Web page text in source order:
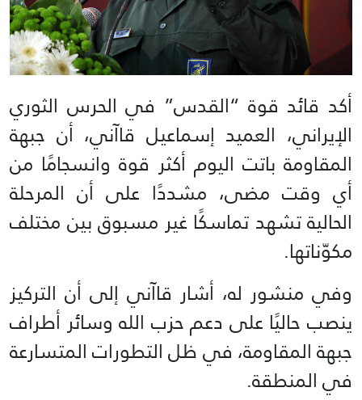
أكد قائد قوة “القدس” في الحرس الثوري
الإيراني، العميد إسماعيل قاآني، أن جبهة
المقاومة باتت اليوم أكثر قوة وانسجامًا من
أي وقت مضى، مشددًا على أن المرحلة
الحالية تشهد تماسكًا غير مسبوق بين مختلف
مكوّناتها.
وفي منشور له، أشار قاآني إلى أن التركيز
ينصب حاليًا على دعم حزب الله وسائر أطراف
جبهة المقاومة، في ظل التطورات المتسارعة
في المنطقة.